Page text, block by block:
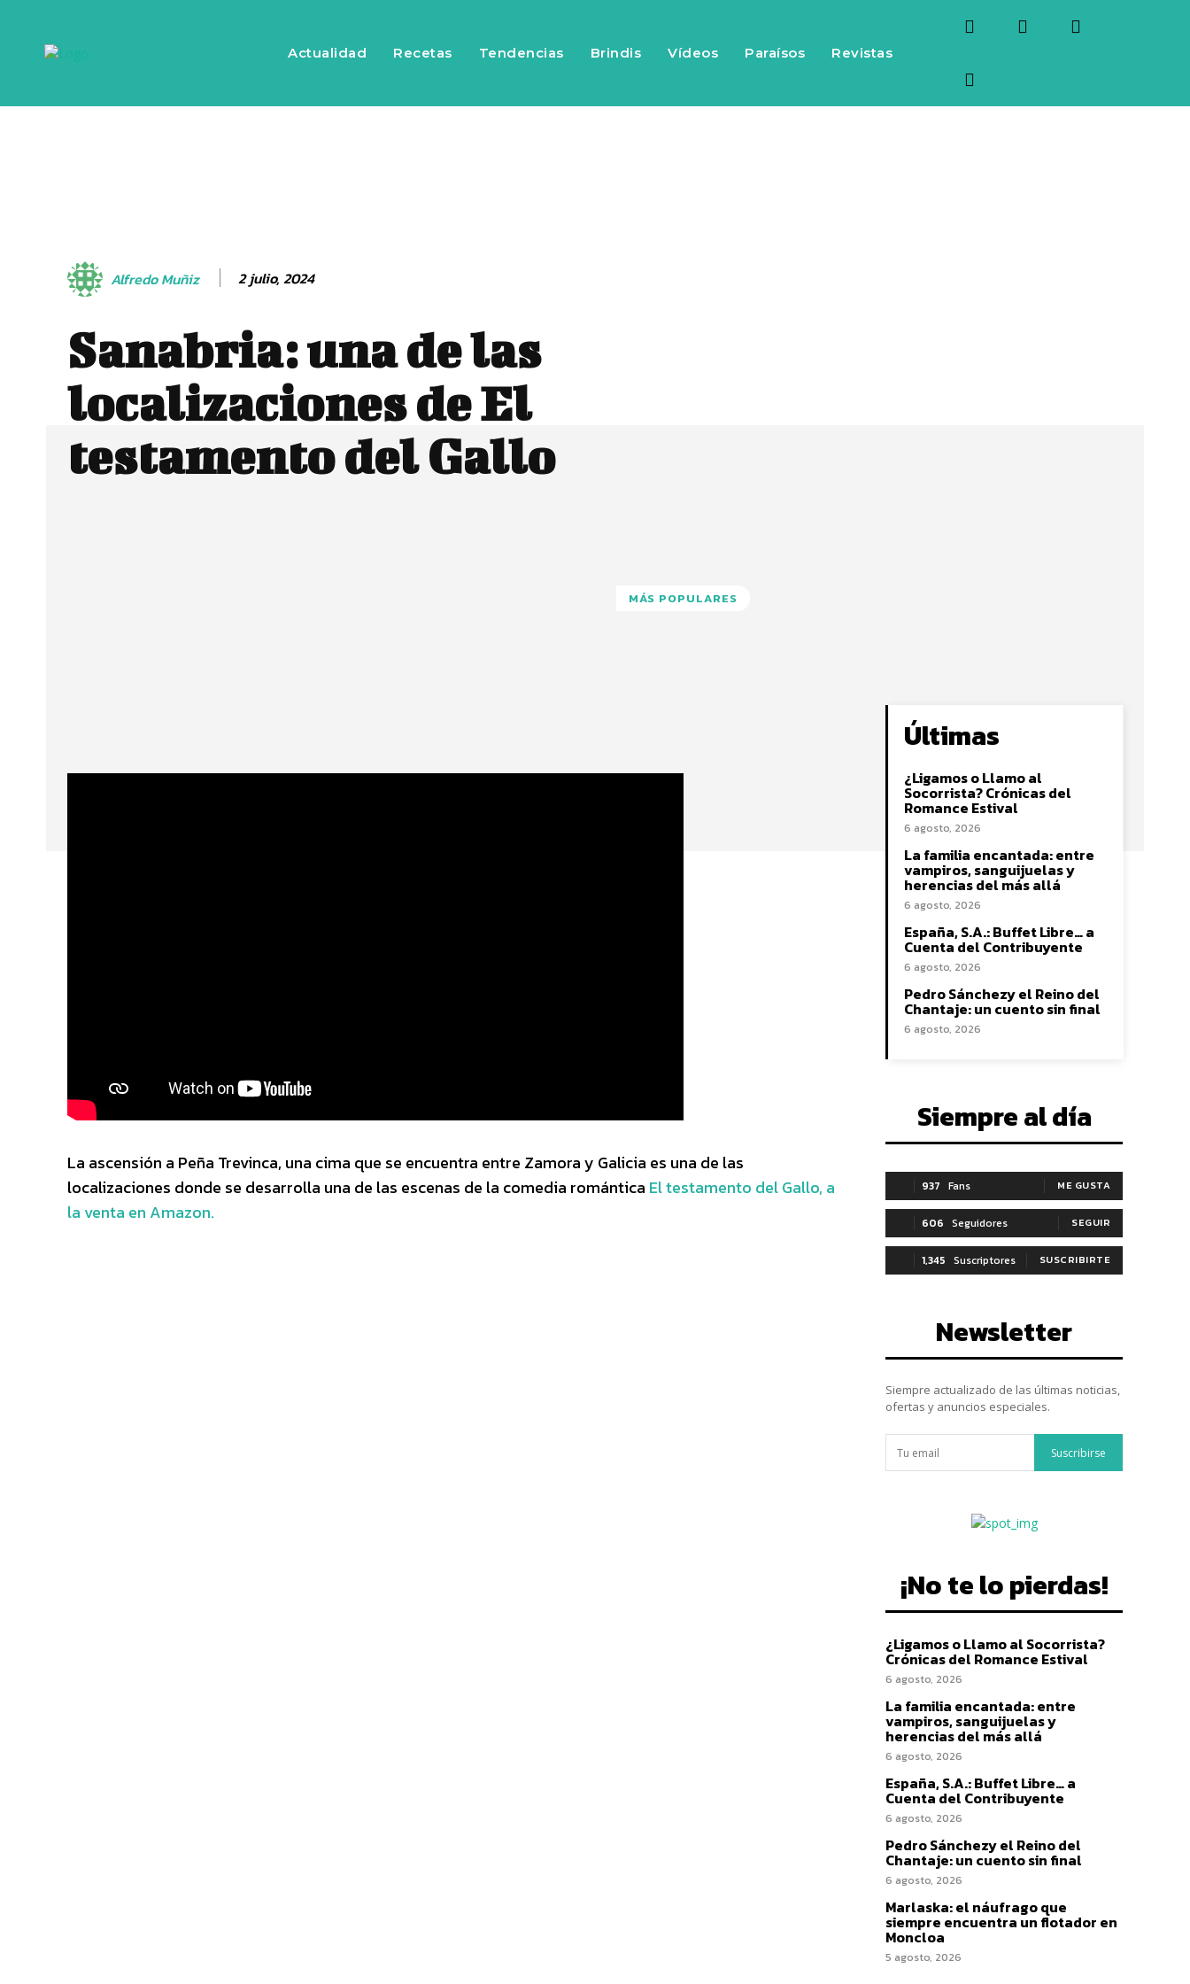
Actualidad Recetas Tendencias Brindis Vídeos Paraísos Revistas
Alfredo Muñiz 2 julio, 2024
Sanabria: una de las
localizaciones de El
testamento del Gallo
MÁS POPULARES
La ascensión a Peña Trevinca, una cima que se encuentra entre Zamora y Galicia es una de las
localizaciones donde se desarrolla una de las escenas de la comedia romántica El testamento del Gallo, a
la venta en Amazon.
Últimas
¿Ligamos o Llamo al
Socorrista? Crónicas del
Romance Estival
6 agosto, 2026
La familia encantada: entre
vampiros, sanguijuelas y
herencias del más allá
6 agosto, 2026
España, S.A.: Buffet Libre… a
Cuenta del Contribuyente
6 agosto, 2026
Pedro Sánchezy el Reino del
Chantaje: un cuento sin final
6 agosto, 2026
Siempre al día
937 Fans ME GUSTA
606 Seguidores SEGUIR
1,345 Suscriptores SUSCRIBIRTE
Newsletter
Siempre actualizado de las últimas noticias,
ofertas y anuncios especiales.
Suscribirse
¡No te lo pierdas!
¿Ligamos o Llamo al Socorrista?
Crónicas del Romance Estival
6 agosto, 2026
La familia encantada: entre
vampiros, sanguijuelas y
herencias del más allá
6 agosto, 2026
España, S.A.: Buffet Libre… a
Cuenta del Contribuyente
6 agosto, 2026
Pedro Sánchezy el Reino del
Chantaje: un cuento sin final
6 agosto, 2026
Marlaska: el náufrago que
siempre encuentra un flotador en
Moncloa
5 agosto, 2026